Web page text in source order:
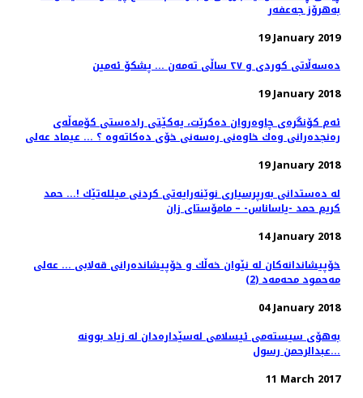
به‌هرۆز جه‌عفه‌ر
19 January 2019
دەسەڵاتی کوردی و ٢٧ ساڵی تەمەن ... پشکۆ ئەمین
19 January 2018
ئه‌م كۆنگره‌ی چاوه‌روان ده‌كرێت، یه‌كێتی راده‌ستی كۆمه‌ڵه‌ی
ره‌نجده‌رانی وه‌ك خاوه‌نی ره‌سه‌نی خۆی ده‌كاته‌وه‌ ؟‌ ... عیماد عەلی
19 January 2018
له‌ ده‌ستدانی به‌رپرسیاری نوێنه‌رایه‌تی كردنی میلله‌تێك !... حمد
كریم حمد -یاساناس- – مامۆستای زان
14 January 2018
خۆپیشاندانەكان لە نێوان خەڵك و خۆپیشاندەرانی قەلابی ... عەلی
مەحمود محەمەد (2)
04 January 2018
بەهۆى سیستەمى ئیسلامى لەسێدارەدان لە زیاد بوونە
...عبدالرحمن رسول
11 March 2017